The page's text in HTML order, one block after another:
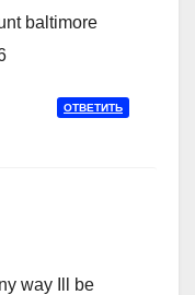
baltimore
ОТВЕТИТЬ
way Ill be